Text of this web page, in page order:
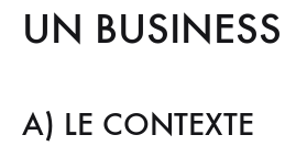
UN
A) LE CONTEXTE